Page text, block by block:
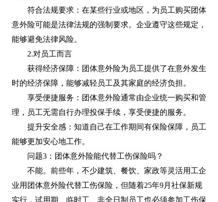
符合法规要求：在某些行业或地区，为员工购买团体
意外险可能是法律法规的强制要求。企业遵守这些规定，
能够避免法律风险。
2.对员工而言
获得经济保障：团体意外险为员工提供了在意外发生
时的经济保障，能够减轻员工及其家庭的经济负担。
享受便捷服务：团体意外险通常由企业统一购买和管
理，员工无需自行办理投保手续，享受便捷的服务。
提升安全感：知道自己在工作期间有保险保障，员工
能够更加安心地工作。
问题3：团体意外险能代替工伤保险吗？
不能。前些年，不少建筑、餐饮、家政等灵活用工企
业用团体意外险代替工伤保险，但随着25年9月社保新规
实行，试用期、临时工、非全日制员工也必须参加工伤保